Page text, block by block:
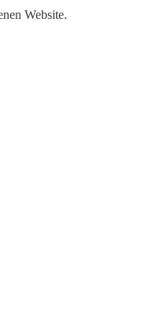
Website.